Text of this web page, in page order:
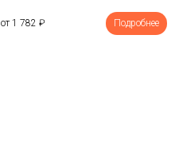
от 1 782 ₽ Подробнее